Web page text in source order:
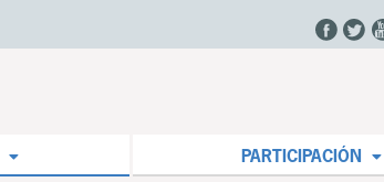
PARTICIPACIÓN